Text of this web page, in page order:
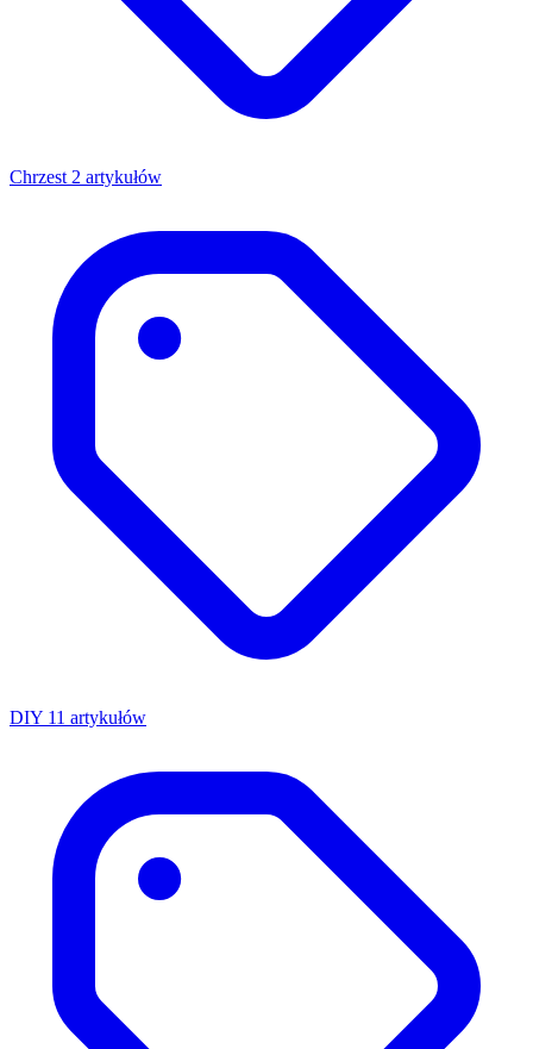
Chrzest 2 artykułów
DIY 11 artykułów